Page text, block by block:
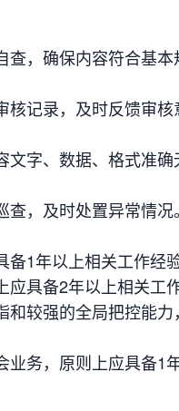
查，确保内容符合基
核记录，及时反馈审
文字、数据、格式准
，及时处置异常情况。
1年以上相关工作经验
具备2年以上相关工
和较强的全局把控能
业务，原则上应具备1